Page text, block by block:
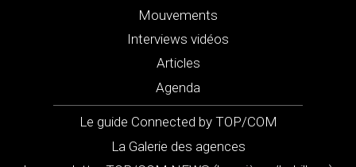
Mouvements
Interviews vidéos
Articles
Agenda
Le guide Connected by TOP/COM
La Galerie des agences